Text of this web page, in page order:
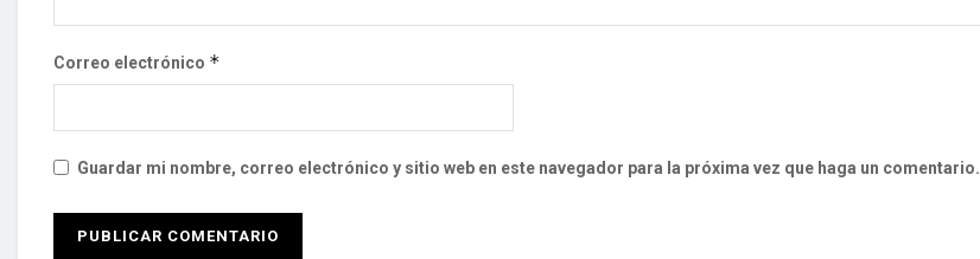
Correo electrónico *
Guardar mi nombre, correo electrónico y sitio web en este navegador para la próxima vez que haga un comentario.